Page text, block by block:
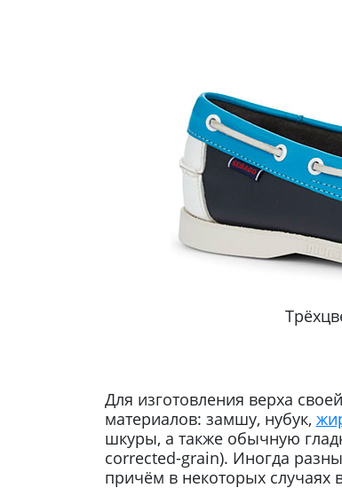
Для изготовления верха
материалов: замшу, нубук,
шкуры, а также обычную
corrected-grain). Иногда
причём в некоторых случаях